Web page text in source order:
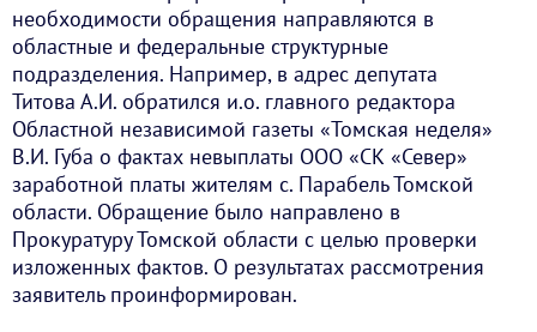
необходимости обращения направляются в
областные и федеральные структурные
подразделения. Например, в адрес депутата
Титова А.И. обратился и.о. главного редактора
Областной независимой газеты «Томская неделя»
В.И. Губа о фактах невыплаты ООО «СК «Север»
заработной платы жителям с. Парабель Томской
области. Обращение было направлено в
Прокуратуру Томской области с целью проверки
изложенных фактов. О результатах рассмотрения
заявитель проинформирован.